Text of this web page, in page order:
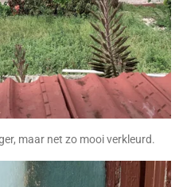
maar net zo mooi verkleurd.